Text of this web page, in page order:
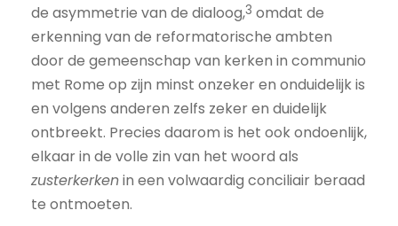
de asymmetrie van de dialoog,3 omdat de
erkenning van de reformatorische ambten
door de gemeenschap van kerken in communio
met Rome op zijn minst onzeker en onduidelijk is
en volgens anderen zelfs zeker en duidelijk
ontbreekt. Precies daarom is het ook ondoenlijk,
elkaar in de volle zin van het woord als
zusterkerkenin een volwaardig conciliair beraad
te ontmoeten.